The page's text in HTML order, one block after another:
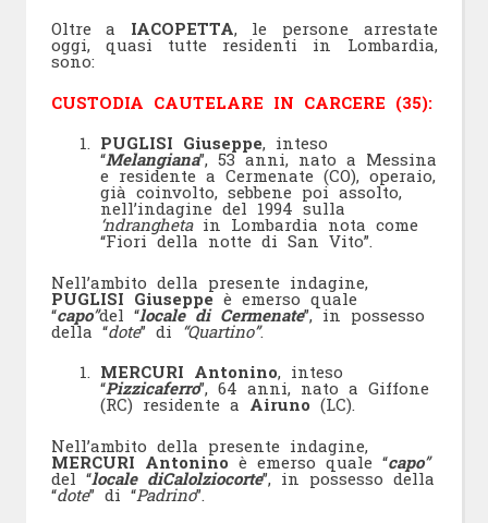
Oltre a IACOPETTA, le persone arrestate
oggi, quasi tutte residenti in Lombardia,
sono:
CUSTODIA CAUTELARE IN CARCERE (35):
PUGLISI Giuseppe, inteso
“Melangiana”, 53 anni, nato a Messina
e residente a Cermenate (CO), operaio,
già coinvolto, sebbene poi assolto,
nell’indagine del 1994 sulla
‘ndranghetain Lombardia nota come
“Fiori della notte di San Vito”.
Nell’ambito della presente indagine,
PUGLISI Giuseppeè emerso quale
“capo”del “locale di Cermenate”, in possesso
della “dote” di “Quartino”.
MERCURI Antonino, inteso
“Pizzicaferro”, 64 anni, nato a Giffone
(RC) residente a Airuno (LC).
Nell’ambito della presente indagine,
MERCURI Antonino è emerso quale “capo”
del “locale diCalolziocorte”, in possesso della
“dote” di “Padrino”.